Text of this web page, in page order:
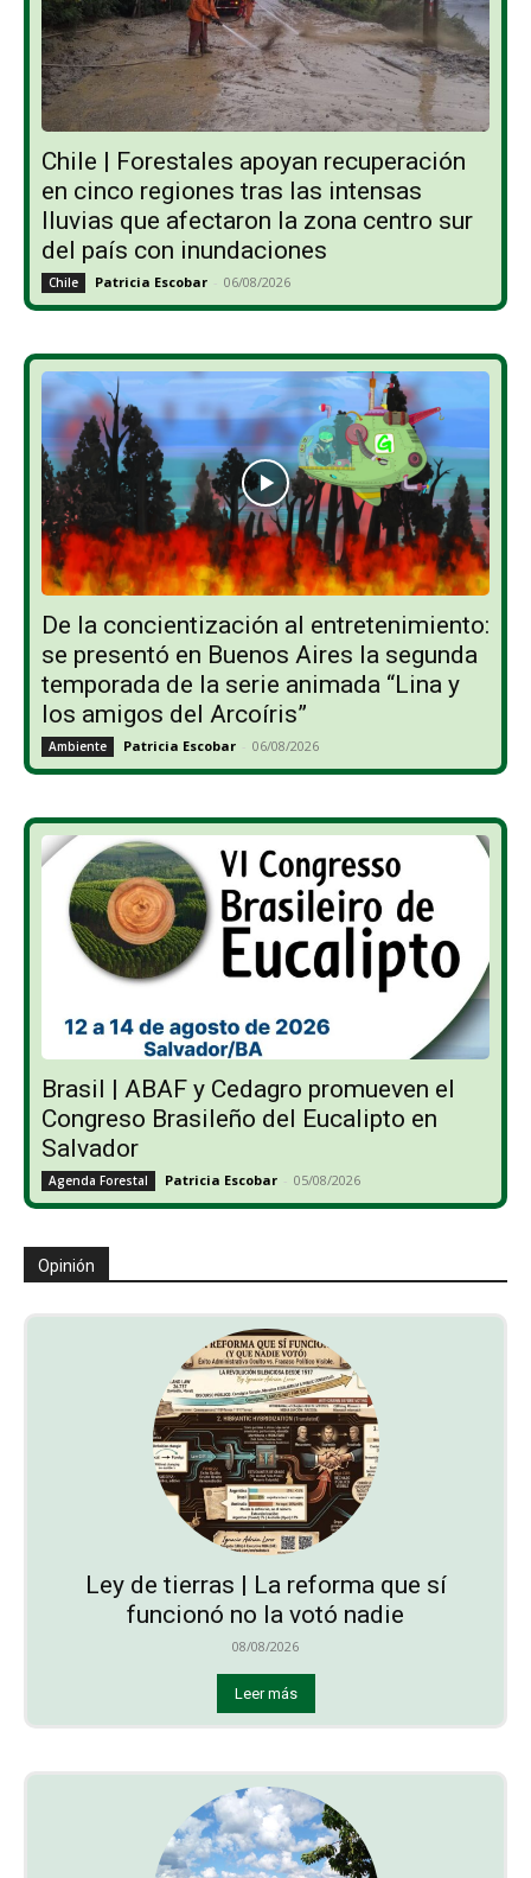
Chile | Forestales apoyan recuperación
en cinco regiones tras las intensas
lluvias que afectaron la zona centro sur
del país con inundaciones
Chile Patricia Escobar - 06/08/2026
De la concientización al entretenimiento:
se presentó en Buenos Aires la segunda
temporada de la serie animada “Lina y
los amigos del Arcoíris”
Ambiente Patricia Escobar - 06/08/2026
Brasil | ABAF y Cedagro promueven el
Congreso Brasileño del Eucalipto en
Salvador
Agenda Forestal Patricia Escobar - 05/08/2026
Opinión
Ley de tierras | La reforma que sí
funcionó no la votó nadie
08/08/2026
Leer más